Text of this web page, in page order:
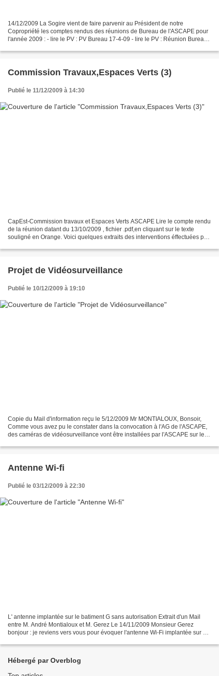
14/12/2009 La Sogire vient de faire parvenir au Président de notre
Copropriété les comptes rendus des réunions de Bureau de l'ASCAPE pour
l'année 2009 : - lire le PV : PV Bureau 17-4-09 - lire le PV : Réunion Bureau
Commission Travaux,Espaces Verts (3)
Publié le 11/12/2009 à 14:30
CapEst-Commission travaux et Espaces Verts ASCAPE Lire le compte rendu
de la réunion datant du 13/10/2009 , fichier .pdf,en cliquant sur le texte
souligné en Orange. Voici quelques extraits des interventions éffectuées par
Projet de Vidéosurveillance
Publié le 10/12/2009 à 19:10
Copie du Mail d'information reçu le 5/12/2009 Mr MONTIALOUX, Bonsoir,
Comme vous avez pu le constater dans la convocation à l'AG de l'ASCAPE,
des caméras de vidéosurveillance vont être installées par l'ASCAPE sur le
Antenne Wi-fi
Publié le 03/12/2009 à 22:30
L' antenne implantée sur le batiment G sans autorisation Extrait d'un Mail
entre M. André Montialoux et M. Gerez Le 14/11/2009 Monsieur Gerez
bonjour : je reviens vers vous pour évoquer l'antenne Wi-Fi implantée sur un
Hébergé par Overblog